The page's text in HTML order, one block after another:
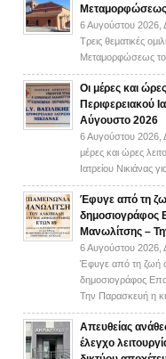
Μεταμορφώσεως
6 Αυγούστου 2026,
Τρεις θεματικές
Μεταμορφώσεως
Οι μέρες και
Περιφερειακού
Αύγουστο 2026
6 Αυγούστου 2026,
μέρες και ώρες
Ιατρείου Νικιάνας
Έφυγε από τη
δημοσιογράφος
Μανωλίτσης –
6 Αυγούστου 2026,
Έφυγε από τη ζωή
δημοσιογράφος
Την Παρασκευή η
Απευθείας
έλεγχο